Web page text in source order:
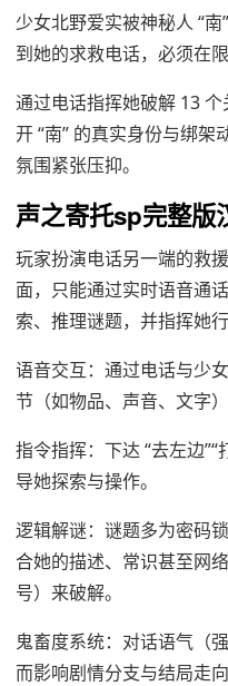
少女北野爱实被神秘人 “
到她的求救电话，必须在限
通过电话指挥她破解 13
开 “南” 的真实身份与绑架
氛围紧张压抑。
声之寄托sp完整版
玩家扮演电话另一端的救
面，只能通过实时语音通
索、推理谜题，并指挥她行
语音交互：通过电话与少
节（如物品、声音、文字
指令指挥：下达 “去左边”“
导她探索与操作。
逻辑解谜：谜题多为密码
合她的描述、常识甚至网
号）来破解。
鬼畜度系统：对话语气（
而影响剧情分支与结局走向